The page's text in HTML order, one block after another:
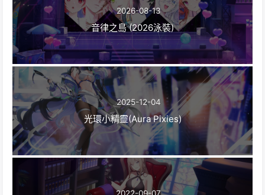
2026-08-13
音律之島 (2026泳裝)
2025-12-04
光環小精靈(Aura Pixies)
2022-09-07